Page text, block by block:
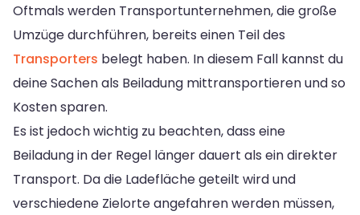
Oftmals werden Transportunternehmen, die große
Umzüge durchführen, bereits einen Teil des
Transporters belegt haben. In diesem Fall kannst du
deine Sachen als Beiladung mittransportieren und so
Kosten sparen.
Es ist jedoch wichtig zu beachten, dass eine
Beiladung in der Regel länger dauert als ein direkter
Transport. Da die Ladefläche geteilt wird und
verschiedene Zielorte angefahren werden müssen,